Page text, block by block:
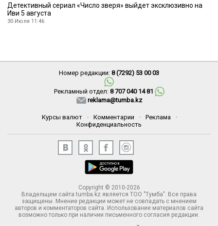
Детективный сериал «Число зверя» выйдет эксклюзивно на
Иви 5 августа
30 Июля 11:46
Номер редакции: 8 (7292) 53 00 03
Рекламный отдел: 8 707 040 14 81
reklama@tumba.kz
Курсы валют · Комментарии · Реклама
·
Конфиденциальность
Copyright © 2010-2026
Владельцем сайта tumba.kz является ТОО "Тумба". Все права
защищены. Мнение редакции может не совпадать с мнением
авторов и комментаторов сайта. Использование материалов сайта
возможно только при наличии письменного согласия редакции.